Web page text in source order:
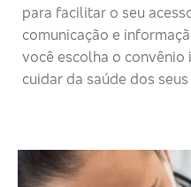
para facilitar o seu
comunicação e
você escolha o convênio
cuidar da saúde dos